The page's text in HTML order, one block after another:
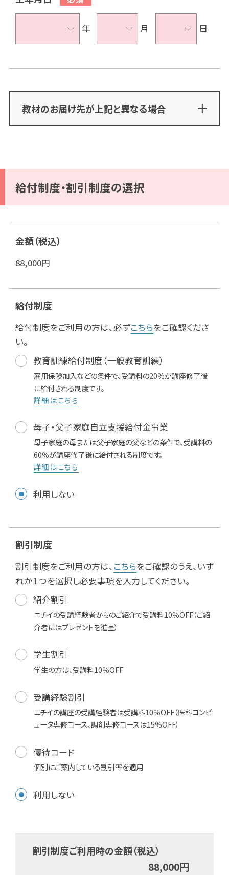
年 月 日
教材のお届け先が上記と異なる場合
給付制度・割引制度の選択
金額（税込）
88,000円
給付制度
給付制度をご利用の方は、必ずこちらをご確認くださ
い。
教育訓練給付制度（一般教育訓練）
雇用保険加入などの条件で、受講料の20％が講座修了後
に給付される制度です。
詳細はこちら
母子・父子家庭自立支援給付金事業
母子家庭の母または父子家庭の父などの条件で、受講料の
60％が講座修了後に給付される制度です。
詳細はこちら
利用しない
割引制度
割引制度をご利用の方は、 こちらをご確認のうえ、いず
れか１つを選択し必要事項を入力してください。
紹介割引
ニチイの受講経験者からのご紹介で受講料10％OFF（ご紹
介者にはプレゼントを進呈）
学生割引
学生の方は、受講料10％OFF
受講経験割引
ニチイの講座の受講経験者は受講料10％OFF（医科コンピ
ュータ専修コース、調剤専修コースは15％OFF）
優待コード
個別にご案内している割引率を適用
利用しない
割引制度ご利用時の金額（税込）
88,000円